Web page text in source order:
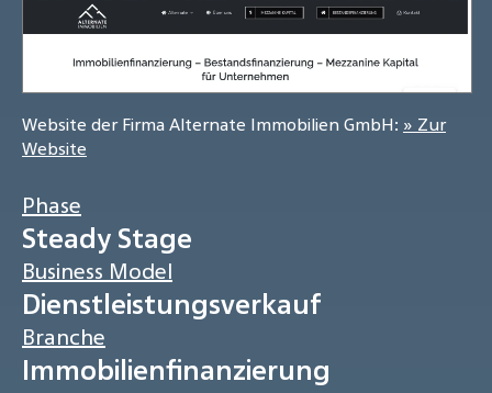
Website der Firma Alternate Immobilien GmbH: » Zur
Website
Phase
Steady Stage
Business Model
Dienstleistungsverkauf
Branche
Immobilienfinanzierung